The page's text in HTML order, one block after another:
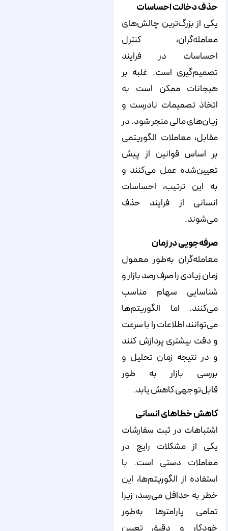
حذف دخالت احساسات
یکی از بزرگ‌ترین چالش‌های
معامله‌گران، کنترل
احساسات در فرایند
تصمیم‌گیری است. غلبه بر
هیجانات ممکن است به
اتخاذ تصمیمات نادرست و
زیان‌های مالی منجر شود. در
مقابل، معاملات الگوریتمی
بر اساس قوانین از پیش
تعیین‌شده عمل می‌کنند و
به این ترتیب، احساسات
انسانی از فرایند حذف
می‌شوند.
صرفه‌جویی در زمان
معامله‌گران به‌طور معمول
زمان زیادی را صرف رصد بازار و
شناسایی سهام مناسب
می‌کنند. اما الگوریتم‌ها
می‌توانند اطلاعات را با سرعت
و دقت بیشتری پردازش کنند
و در نتیجه زمان تحلیل و
بررسی بازار به طور
قابل‌توجهی کاهش یابد.
کاهش خطاهای انسانی
اشتباهات در ثبت سفارشات
یکی از مشکلات رایج در
معاملات دستی است. با
استفاده از الگوریتم‌ها، این
خطر به حداقل می‌رسد، زیرا
تمامی پارامترها به‌طور
خودکار و دقیق تعیین